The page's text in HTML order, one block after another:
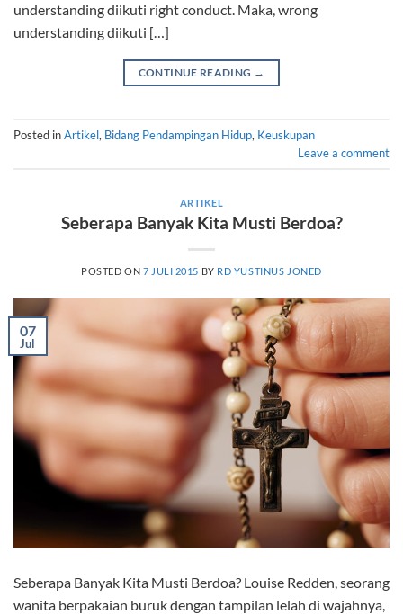
understanding diikuti right conduct. Maka, wrong
understanding diikuti […]
CONTINUE READING →
Posted inArtikel, Bidang Pendampingan Hidup, Keuskupan
Leave a comment
ARTIKEL
Seberapa Banyak Kita Musti Berdoa?
POSTED ON 7 JULI 2015 BY RD YUSTINUS JONED
07
Jul
Seberapa Banyak Kita Musti Berdoa? Louise Redden, seorang
wanita berpakaian buruk dengan tampilan lelah di wajahnya,